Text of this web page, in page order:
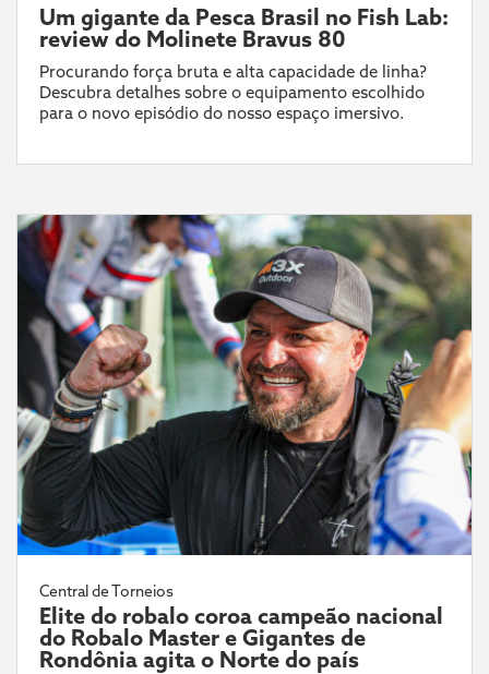
Um gigante da Pesca Brasil no Fish Lab:
review do Molinete Bravus 80
Procurando força bruta e alta capacidade de linha?
Descubra detalhes sobre o equipamento escolhido
para o novo episódio do nosso espaço imersivo.
Central de Torneios
Elite do robalo coroa campeão nacional
do Robalo Master e Gigantes de
Rondônia agita o Norte do país